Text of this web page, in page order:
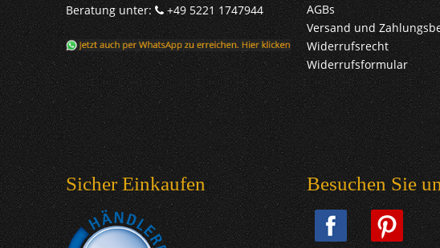
Beratung unter:
+49 5221 1747944
AGBs
Versand und
Widerrufsrecht
Widerrufsformular
Sicher Einkaufen Besuchen Sie